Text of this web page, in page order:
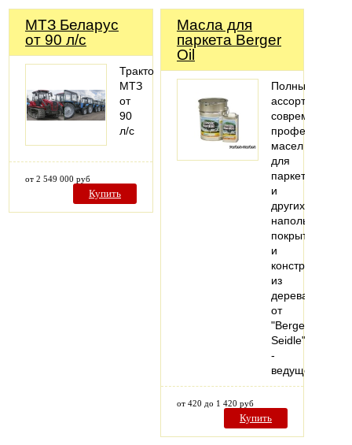
МТЗ Беларус
от 90 л/с
Трактор
МТЗ
от
90
л/с
от 2 549 000 руб
Купить
Масла для
паркета Berger
Oil
Полный
ассортимент
современных
масел
для
паркета
и
других
напольных
покрытий
и
конструкций
из
дерева
от
"Berger-
Seidle"
-
ведущего…
от 420 до 1 420 руб
Купить